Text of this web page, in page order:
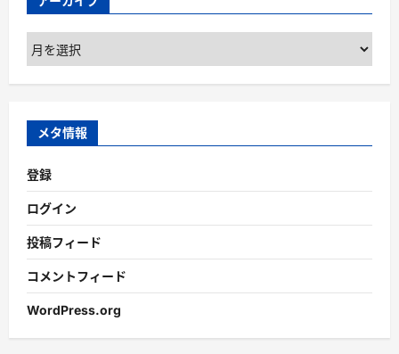
ア
ー
カ
ブ
メタ情報
登録
ログイン
投稿フィード
コメントフィード
WordPress.org